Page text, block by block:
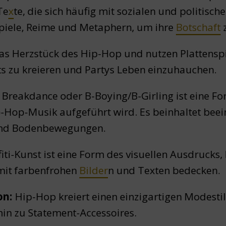
xte, die sich häufig mit sozialen und
Reime und Metaphern, um ihre Botschaft
Herzstück des Hip-Hop und nutzen
zu kreieren und Partys Leben einzuhauchen.
Breakdance oder B-Boying/B-Girling ist eine
Musik aufgeführt wird. Es beinhaltet
Bodenbewegungen.
Kunst ist eine Form des visuellen Ausdrucks,
farbenfrohen Bildern und Texten bedecken.
Hip-Hop kreiert einen einzigartigen
zu Statement-Accessoires.